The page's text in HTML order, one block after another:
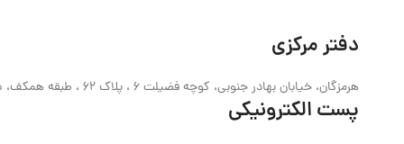
دفتر مرکزی
هرمزگان، خیابان بهادر جنوبی، کوچه فضیلت 6 ، پلاک 62 ، طبقه همکف، ساختمان حیدری
پست الکترونیکی